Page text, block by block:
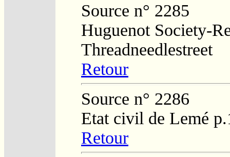
Source n° 2285
Huguenot Society-
Threadneedlestreet
Retour
Source n° 2286
Etat civil de Lemé
Retour